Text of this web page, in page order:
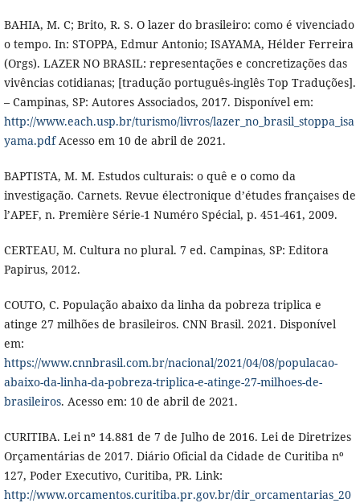
BAHIA, M. C; Brito, R. S. O lazer do brasileiro: como é vivenciado
o tempo. In: STOPPA, Edmur Antonio; ISAYAMA, Hélder Ferreira
(Orgs). LAZER NO BRASIL: representações e concretizações das
vivências cotidianas; [tradução português-inglês Top Traduções].
– Campinas, SP: Autores Associados, 2017. Disponível em:
http://www.each.usp.br/turismo/livros/lazer_no_brasil_stoppa_isa
yama.pdfAcesso em 10 de abril de 2021.
BAPTISTA, M. M. Estudos culturais: o quê e o como da
investigação. Carnets. Revue électronique d’études françaises de
l’APEF, n. Première Série-1 Numéro Spécial, p. 451-461, 2009.
CERTEAU, M. Cultura no plural. 7 ed. Campinas, SP: Editora
Papirus, 2012.
COUTO, C. População abaixo da linha da pobreza triplica e
atinge 27 milhões de brasileiros. CNN Brasil. 2021. Disponível
em:
https://www.cnnbrasil.com.br/nacional/2021/04/08/populacao-
abaixo-da-linha-da-pobreza-triplica-e-atinge-27-milhoes-de-
brasileiros. Acesso em: 10 de abril de 2021.
CURITIBA. Lei nº 14.881 de 7 de Julho de 2016. Lei de Diretrizes
Orçamentárias de 2017. Diário Oficial da Cidade de Curitiba nº
127, Poder Executivo, Curitiba, PR. Link:
http://www.orcamentos.curitiba.pr.gov.br/dir_orcamentarias_20